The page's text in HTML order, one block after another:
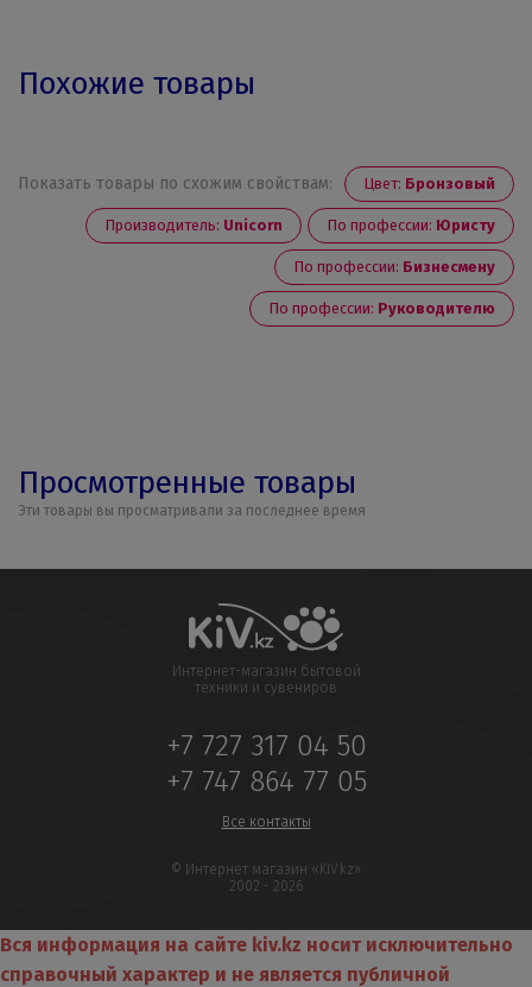
Похожие товары
Показать товары по схожим свойствам: Цвет: Бронзовый
Производитель: Unicorn По профессии: Юристу
По профессии: Бизнесмену
По профессии: Руководителю
Просмотренные товары
Эти товары вы просматривали за последнее время
Интернет-магазин бытовой
техники и сувениров
+7 727 317 04 50
+7 747 864 77 05
Все контакты
© Интернет магазин «KIV.kz»
2002 - 2026
Вся информация на сайте kiv.kz носит исключительно
справочный характер и не является публичной